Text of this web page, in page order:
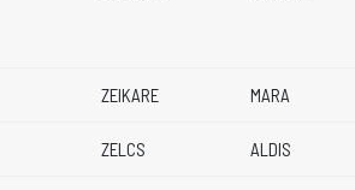
ZEIKARE MARA
ZELCS ALDIS